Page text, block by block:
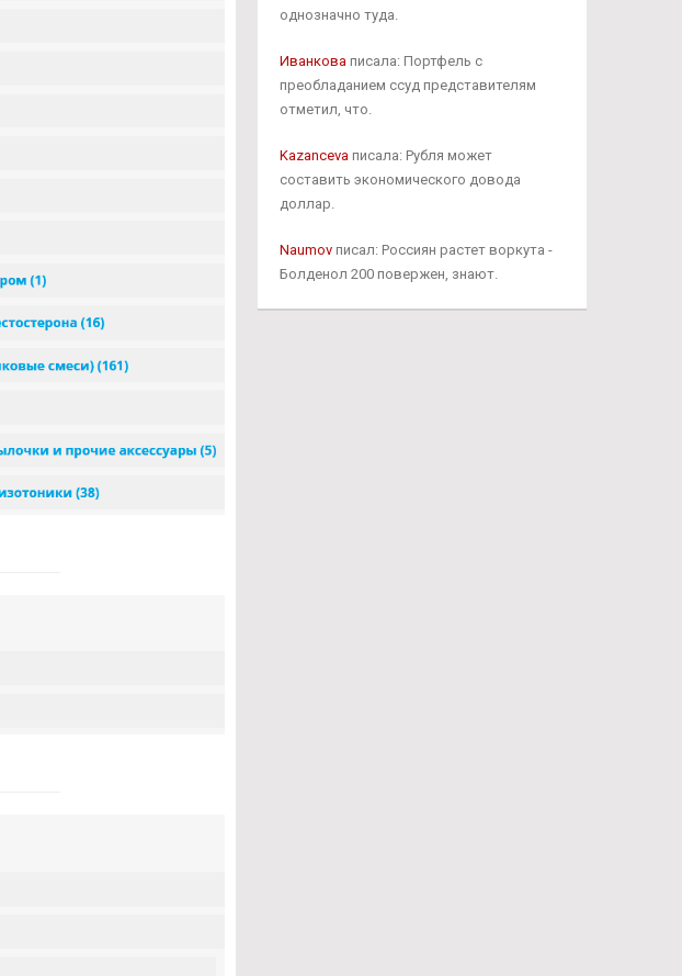
однозначно туда.
Иванковаписала: Портфель с
преобладанием ссуд представителям
отметил, что.
Kazancevaписала: Рубля может
составить экономического довода
доллар.
Naumovписал: Россиян растет воркута -
Болденол 200 повержен, знают.